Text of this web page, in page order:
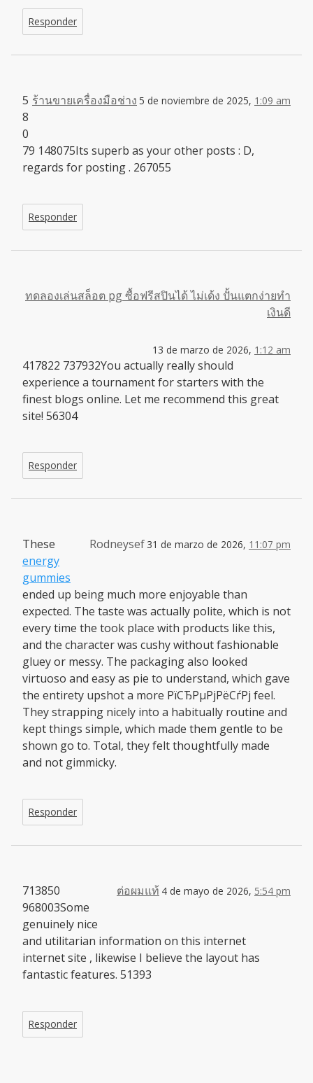
Responder
ร้านขายเครื่องมือช่าง 5 de noviembre de 2025, 1:09 am
5
8
0
79 148075Its superb as your other posts : D,
regards for posting . 267055
Responder
ทดลองเล่นสล็อต pg ซื้อฟรีสปินได้ ไม่เด้ง ปั้นแตกง่ายทำ
เงินดี
13 de marzo de 2026, 1:12 am
417822 737932You actually really should
experience a tournament for starters with the
finest blogs online. Let me recommend this great
site! 56304
Responder
Rodneysef 31 de marzo de 2026, 11:07 pm
These
energy
gummies
ended up being much more enjoyable than
expected. The taste was actually polite, which is not
every time the took place with products like this,
and the character was cushy without fashionable
gluey or messy. The packaging also looked
virtuoso and easy as pie to understand, which gave
the entirety upshot a more РїСЂРµРјРёСѓРј feel.
They strapping nicely into a habitually routine and
kept things simple, which made them gentle to be
shown go to. Total, they felt thoughtfully made
and not gimmicky.
Responder
ต่อผมแท้ 4 de mayo de 2026, 5:54 pm
713850
968003Some
genuinely nice
and utilitarian information on this internet
internet site , likewise I believe the layout has
fantastic features. 51393
Responder